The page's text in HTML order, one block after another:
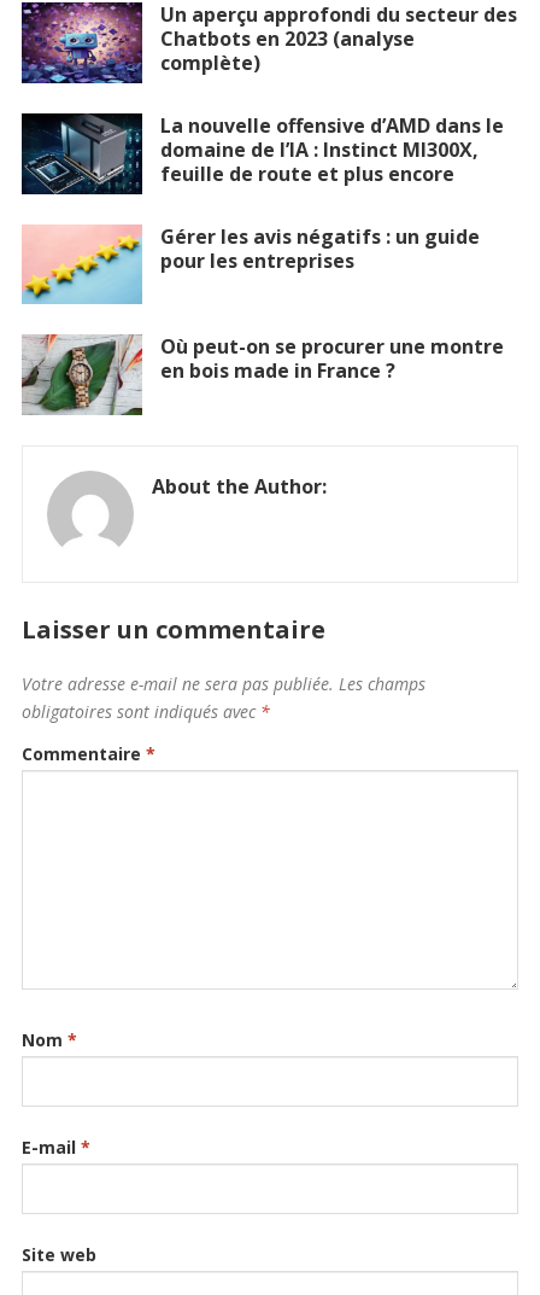
Un aperçu approfondi du secteur des
Chatbots en 2023 (analyse
complète)
La nouvelle offensive d’AMD dans le
domaine de l’IA : Instinct MI300X,
feuille de route et plus encore
Gérer les avis négatifs : un guide
pour les entreprises
Où peut-on se procurer une montre
en bois made in France ?
About the Author:
Laisser un commentaire
Votre adresse e-mail ne sera pas publiée. Les champs
obligatoires sont indiqués avec *
Commentaire *
Nom *
E-mail *
Site web